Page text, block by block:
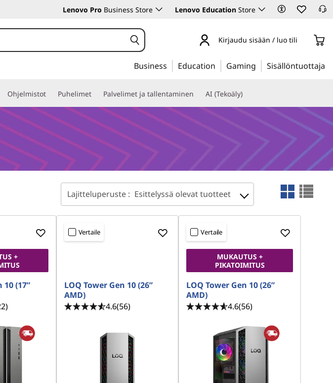
Lenovo Pro Business Store Lenovo Education Store
Kirjaudu sisään / luo tili
Business Education Gaming Sisällöntuottaja
Ohjelmistot Puhelimet Palvelimet ja tallentaminen AI (Tekoäly)
Lajitteluperuste : Esittelyssä olevat tuotteet
+
10 (17”
Vertaile
LOQ Tower Gen 10 (26”
AMD)
4.6(56)
Vertaile
MUKAUTUS +
PIKATOIMITUS
LOQ Tower Gen 10 (26”
AMD)
4.6(56)